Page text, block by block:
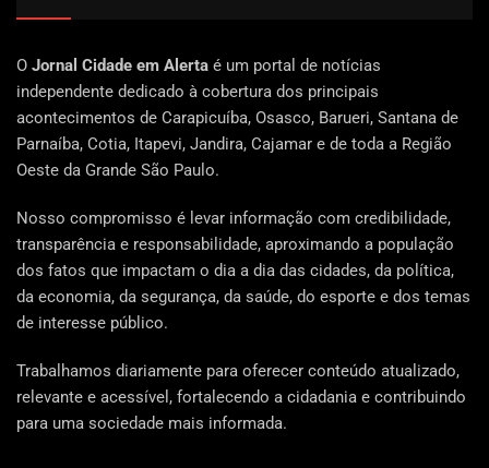
O Jornal Cidade em Alerta é um portal de notícias
independente dedicado à cobertura dos principais
acontecimentos de Carapicuíba, Osasco, Barueri, Santana de
Parnaíba, Cotia, Itapevi, Jandira, Cajamar e de toda a Região
Oeste da Grande São Paulo.
Nosso compromisso é levar informação com credibilidade,
transparência e responsabilidade, aproximando a população
dos fatos que impactam o dia a dia das cidades, da política,
da economia, da segurança, da saúde, do esporte e dos temas
de interesse público.
Trabalhamos diariamente para oferecer conteúdo atualizado,
relevante e acessível, fortalecendo a cidadania e contribuindo
para uma sociedade mais informada.